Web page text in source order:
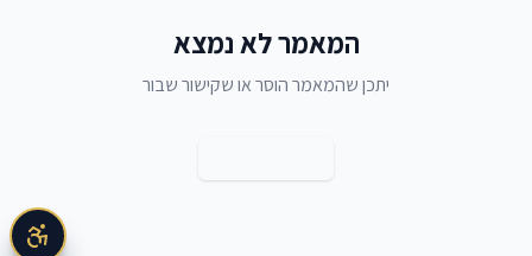
המאמר לא נמצא
יתכן שהמאמר הוסר או שקישור שבור